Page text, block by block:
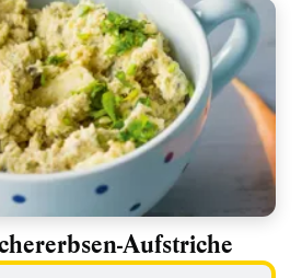
Aufstriche